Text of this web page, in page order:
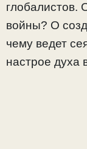
глобалистов.
войны? О
чему ведет
настрое духа